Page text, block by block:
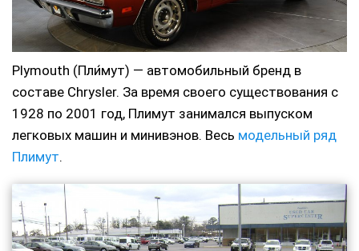
Plymouth (Пли́мут) — автомобильный бренд в
составе Chrysler. За время своего существования с
1928 по 2001 год, Плимут занимался выпуском
легковых машин и минивэнов. Весь модельный ряд
Плимут.